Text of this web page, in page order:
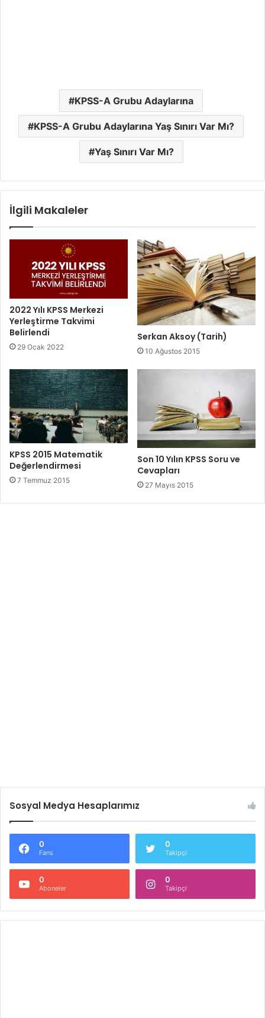
KPSS-A Grubu Adaylarına
KPSS-A Grubu Adaylarına Yaş Sınırı Var Mı?
Yaş Sınırı Var Mı?
İlgili Makaleler
2022 Yılı KPSS Merkezi
Yerleştirme Takvimi
Belirlendi
29 Ocak 2022
Serkan Aksoy (Tarih)
10 Ağustos 2015
KPSS 2015 Matematik
Değerlendirmesi
7 Temmuz 2015
Son 10 Yılın KPSS Soru ve
Cevapları
27 Mayıs 2015
Sosyal Medya Hesaplarımız
0
Fans
0
Takipçi
0
Aboneler
0
Takipçi